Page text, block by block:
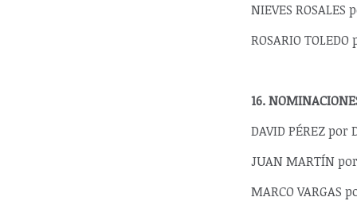
NIEVES
ROSARIO
16.
DAVID PÉREZ
JUAN MARTÍN
MARCO